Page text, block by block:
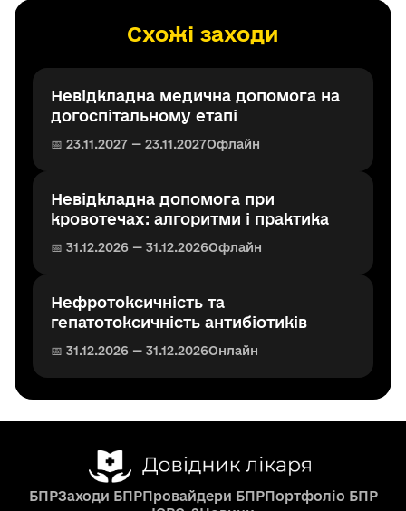
Схожі заходи
Невідкладна медична допомога на
догоспітальному етапі
📅 23.11.2027 — 23.11.2027Офлайн
Невідкладна допомога при
кровотечах: алгоритми і практика
📅 31.12.2026 — 31.12.2026Офлайн
Нефротоксичність та
гепатотоксичність антибіотиків
📅 31.12.2026 — 31.12.2026Онлайн
БПРЗаходи БПРПровайдери БПРПортфоліо БПР